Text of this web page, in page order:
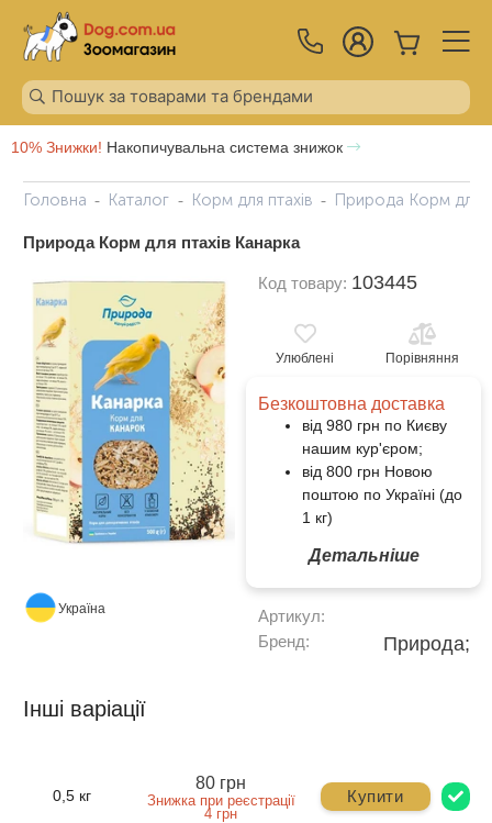
10% Знижки! Накопичувальна система знижок
Головна Каталог Корм для птахів Природа Корм ​​для
Природа Корм ​​для птахів Канарка
Україна
Код товару: 103445
Улюблені Порівняння
Безкоштовна доставка
від 980 грн по Києву
нашим кур'єром;
від 800 грн Новою
поштою по Україні (до
1 кг)
Детальніше
Артикул:
Бренд:
Природа;
Інші варіації
0,5 кг
80 грн
Знижка при реєстрації
4 грн
Купити